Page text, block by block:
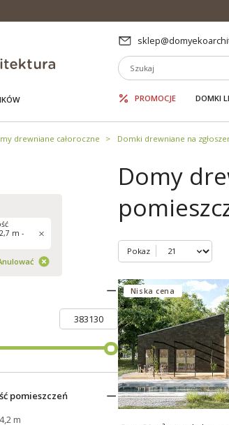
PROMOCJE DOMKI
drewniane całoroczne Domki drewniane na
m -
pomieszczeń
m
Domy
Pokaz
Niska cena